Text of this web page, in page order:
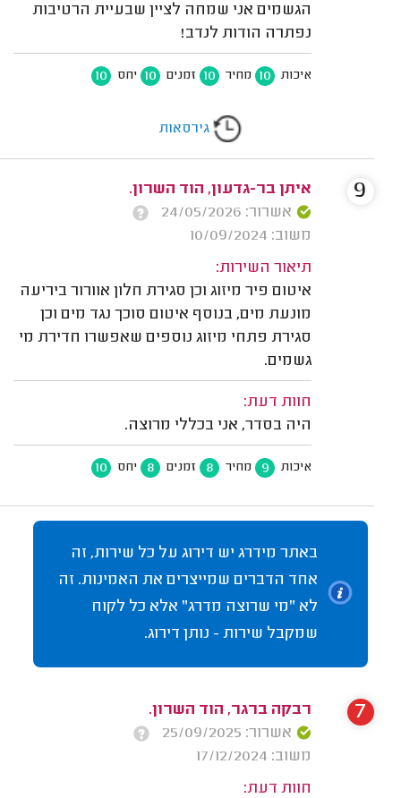
הגשמים אני שמחה לציין שבעיית הרטיבות
נפתרה הודות לנדב!
איכות 10 מחיר 10 זמנים 10 יחס 10
גירסאות
איתן בר-גדעון, הוד השרון.
אשרור: 24/05/2026
משוב: 10/09/2024
תיאור השירות:
איטום פיר מיזוג וכן סגירת חלון אוורור ביריעה
מונעת מים, בנוסף איטום סוכך נגד מים וכן
סגירת פתחי מיזוג נוספים שאפשרו חדירת מי
גשמים.
חוות דעת:
היה בסדר, אני בכללי מרוצה.
איכות 9 מחיר 8 זמנים 8 יחס 10
9
באתר מידרג יש דירוג על כל שירות, זה
אחד הדברים שמייצרים את האמינות. זה
לא "מי שרוצה מדרג" אלא כל לקוח
שמקבל שירות - נותן דירוג.
רבקה ברגר, הוד השרון.
אשרור: 25/09/2025
משוב: 17/12/2024
חוות דעת:
7